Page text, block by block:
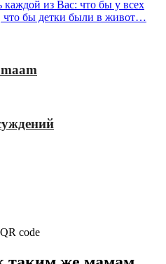
каждой из Вас: что бы у всех
что бы детки были в живот…